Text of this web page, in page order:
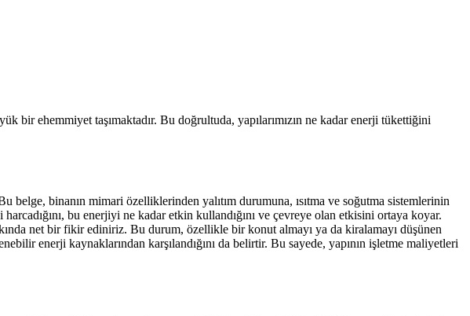
bir ehemmiyet taşımaktadır. Bu doğrultuda, yapılarımızın ne kadar enerji tükettiğini
belge, binanın mimari özelliklerinden yalıtım durumuna, ısıtma ve soğutma sistemlerinin
bu enerjiyi ne kadar etkin kullandığını ve çevreye olan etkisini ortaya koyar.
net bir fikir ediniriz. Bu durum, özellikle bir konut almayı ya da kiralamayı düşünen
enerji kaynaklarından karşılandığını da belirtir. Bu sayede, yapının işletme maliyetleri